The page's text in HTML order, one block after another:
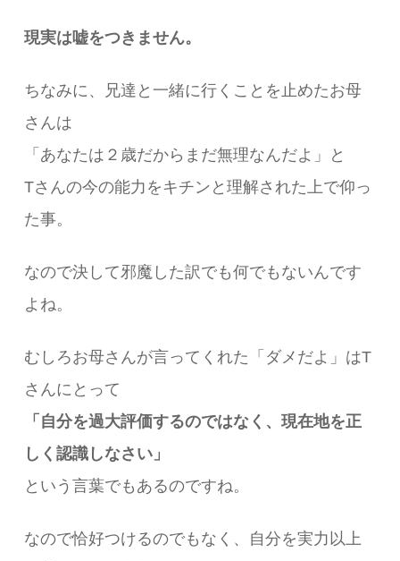
現実は嘘をつきません。
ちなみに、兄達と一緒に行くことを止めたお母
さんは
「あなたは２歳だからまだ無理なんだよ」と
Tさんの今の能力をキチンと理解された上で仰っ
た事。
なので決して邪魔した訳でも何でもないんです
よね。
むしろお母さんが言ってくれた「ダメだよ」はT
さんにとって
「自分を過大評価するのではなく、現在地を正
しく認識しなさい」
という言葉でもあるのですね。
なので恰好つけるのでもなく、自分を実力以上